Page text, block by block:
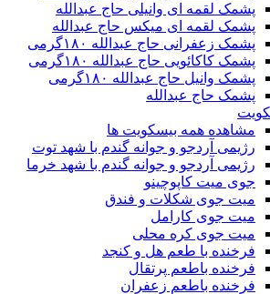
پشمک لقمه ای وانیلی حاج عبدالله
پشمک لقمه ای میکس حاج عبدالله
پشمک زعفرانی حاج عبدالله ۱۸۰گرمی
پشمک کاکائویی حاج عبدالله ۱۸۰گرمی
پشمک وانیل حاج عبدالله ۱۸۰گرمی
پشمک حاج عبدالله
مشاهده همه بیسکویت ها
رژیمی آردجو و جوانه گندم با شهد توت
رژیمی آردجو و جوانه گندم با شهد خرما
جوی میت کاپوچینو
میت جوی شکلات و فندق
میت جوی کارامل
میت جوی کره محلی
فرخنده با طعم هل و کنجد
فرخنده باطعم پرتقال
فرخنده باطعم زعفران